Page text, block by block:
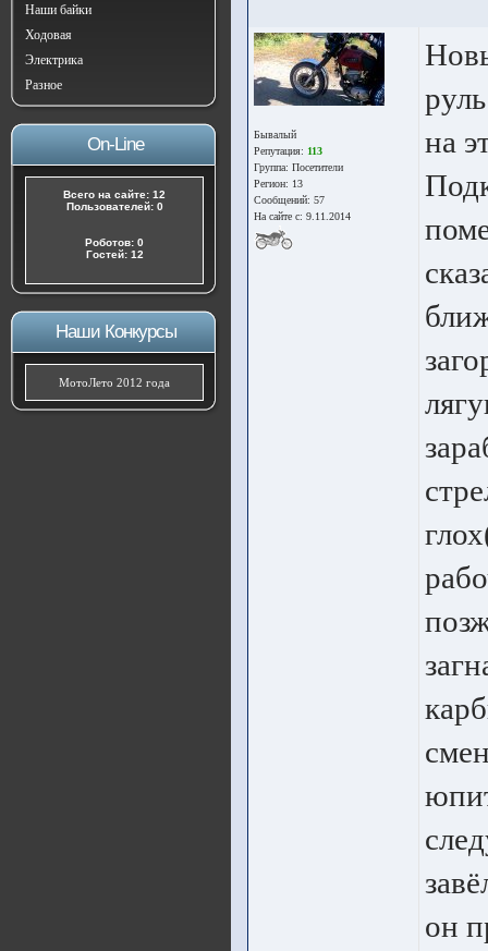
Наши байки
Ходовая
Электрика
Разное
On-Line
Всего на сайте: 12
Пользователей: 0
Роботов: 0
Гостей: 12
Наши Конкурсы
МотоЛето 2012 года
Бывалый
Репутация: 113
Группа: Посетители
Регион: 13
Сообщений: 57
На сайте с: 9.11.2014
на
он